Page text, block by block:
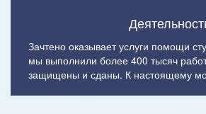
Зачтено оказывает услуги помощи
мы выполнили более 400 тысяч
защищены и сданы. К настоящему